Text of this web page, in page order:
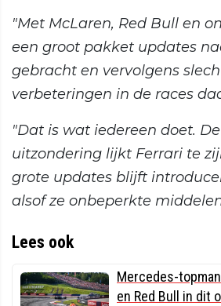
"Met McLaren, Red Bull en
een groot pakket updates
gebracht en vervolgens
verbeteringen in de races
"Dat is wat iedereen doet.
uitzondering lijkt Ferrari te
grote updates blijft
alsof ze onbeperkte
Lees ook
Mercedes-
en Red Bull in dit